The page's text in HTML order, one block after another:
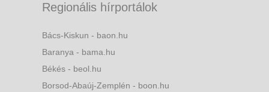
Regionális hírportálok
Bács-Kiskun - baon.hu
Baranya - bama.hu
Békés - beol.hu
Borsod-Abaúj-Zemplén - boon.hu